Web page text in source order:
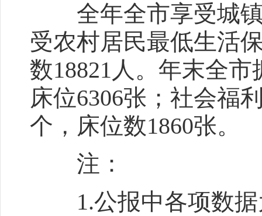
全年全市享受城镇
受农村居民最低生活
数18821人。年末全
床位6306张；社会福
个，床位数1860张。
注：
1.公报中各项数据